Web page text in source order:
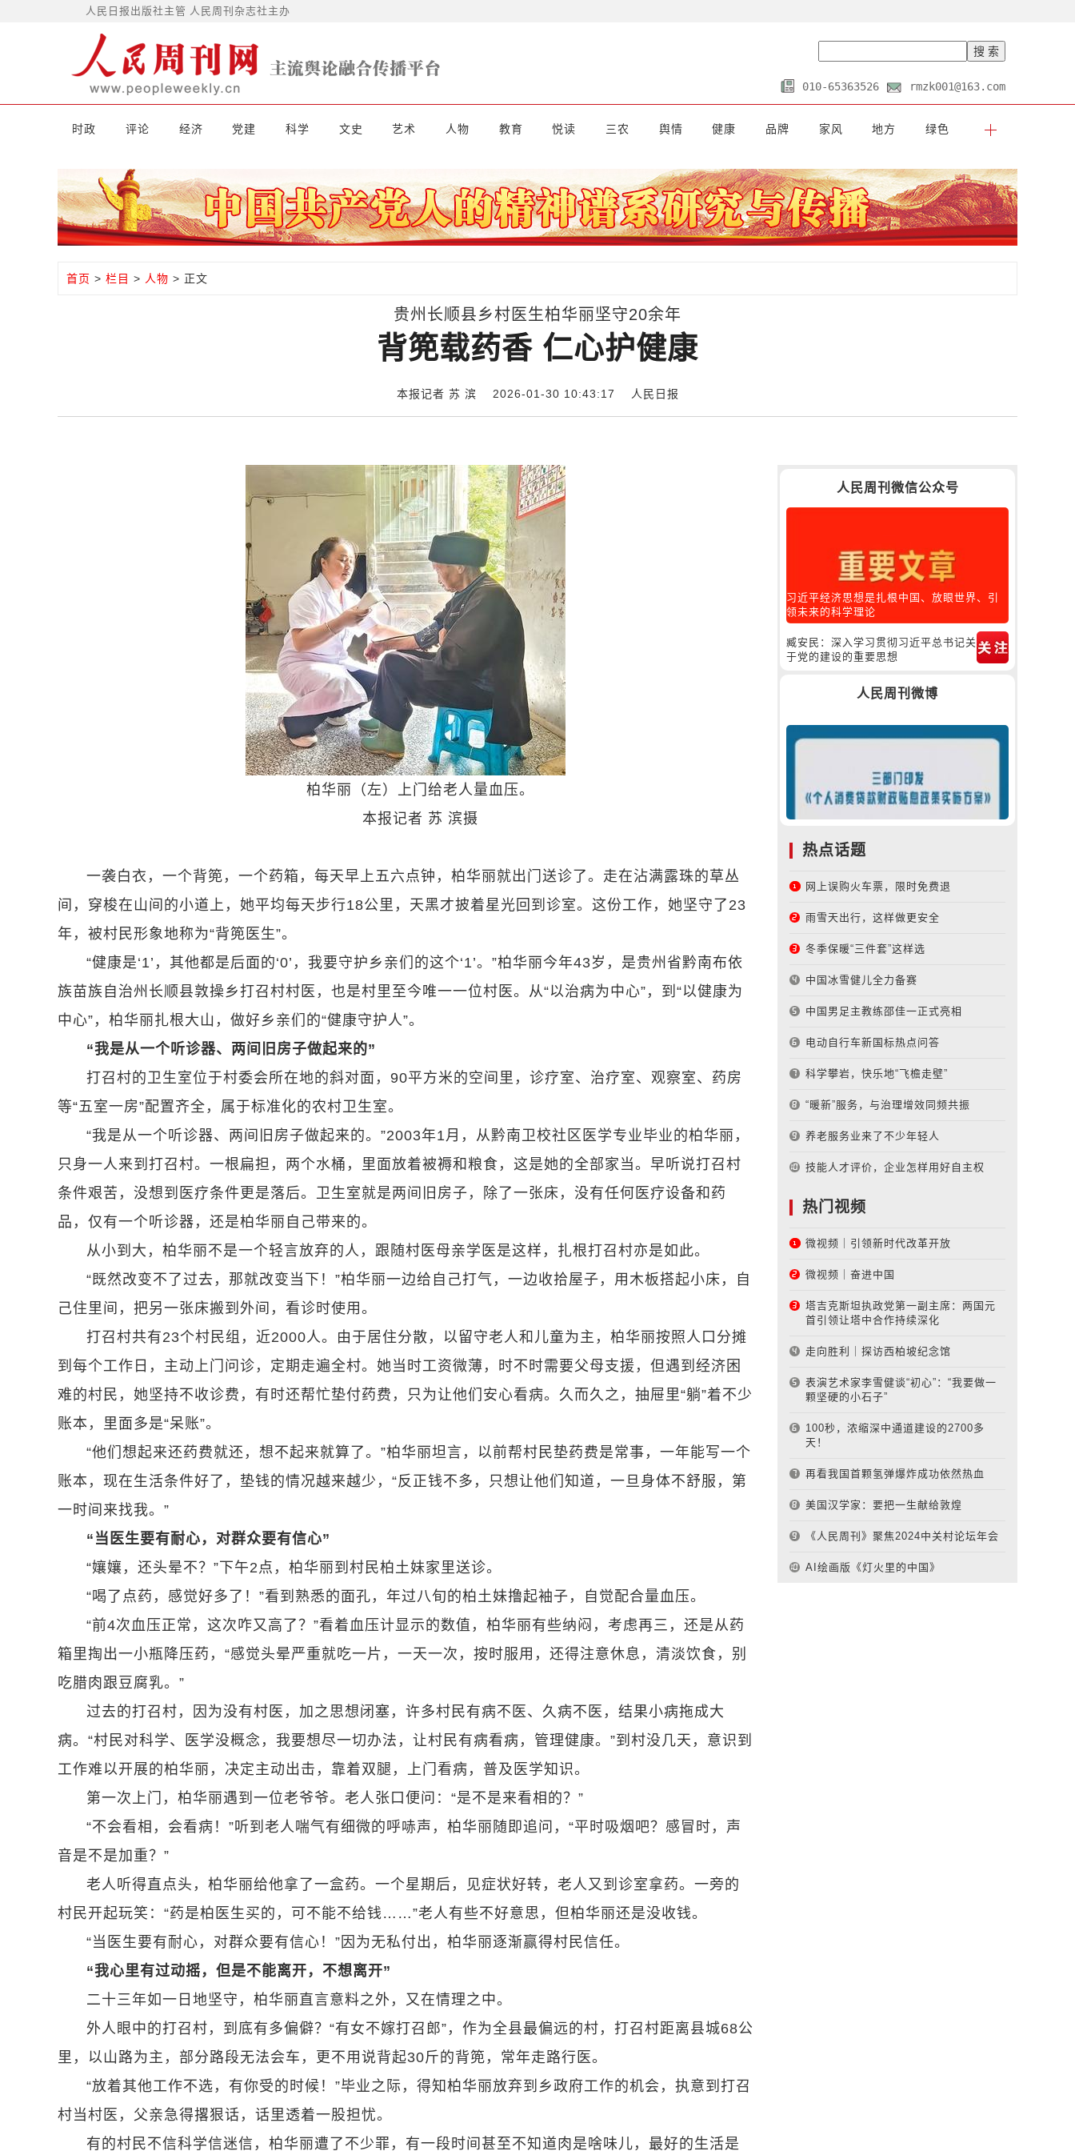
人民日报出版社主管 人民周刊杂志社主办
010-65363526 rmzk001@163.com
时政 评论 经济 党建 科学 文史 艺术 人物 教育 悦读 三农 舆情 健康 品牌 家风 地方 绿色
首页 > 栏目 > 人物 > 正文
贵州长顺县乡村医生柏华丽坚守20余年
背篼载药香 仁心护健康
本报记者 苏 滨 2026-01-30 10:43:17 人民日报
柏华丽（左）上门给老人量血压。
本报记者 苏 滨摄
一袭白衣，一个背篼，一个药箱，每天早上五六点钟，柏华丽就出门送诊了。走在沾满露珠的草丛
间，穿梭在山间的小道上，她平均每天步行18公里，天黑才披着星光回到诊室。这份工作，她坚守了23
年，被村民形象地称为“背篼医生”。
“健康是‘1’，其他都是后面的‘0’，我要守护乡亲们的这个‘1’。”柏华丽今年43岁，是贵州省黔南布依
族苗族自治州长顺县敦操乡打召村村医，也是村里至今唯一一位村医。从“以治病为中心”，到“以健康为
中心”，柏华丽扎根大山，做好乡亲们的“健康守护人”。
“我是从一个听诊器、两间旧房子做起来的”
打召村的卫生室位于村委会所在地的斜对面，90平方米的空间里，诊疗室、治疗室、观察室、药房
等“五室一房”配置齐全，属于标准化的农村卫生室。
“我是从一个听诊器、两间旧房子做起来的。”2003年1月，从黔南卫校社区医学专业毕业的柏华丽，
只身一人来到打召村。一根扁担，两个水桶，里面放着被褥和粮食，这是她的全部家当。早听说打召村
条件艰苦，没想到医疗条件更是落后。卫生室就是两间旧房子，除了一张床，没有任何医疗设备和药
品，仅有一个听诊器，还是柏华丽自己带来的。
从小到大，柏华丽不是一个轻言放弃的人，跟随村医母亲学医是这样，扎根打召村亦是如此。
“既然改变不了过去，那就改变当下！”柏华丽一边给自己打气，一边收拾屋子，用木板搭起小床，自
己住里间，把另一张床搬到外间，看诊时使用。
打召村共有23个村民组，近2000人。由于居住分散，以留守老人和儿童为主，柏华丽按照人口分摊
到每个工作日，主动上门问诊，定期走遍全村。她当时工资微薄，时不时需要父母支援，但遇到经济困
难的村民，她坚持不收诊费，有时还帮忙垫付药费，只为让他们安心看病。久而久之，抽屉里“躺”着不少
账本，里面多是“呆账”。
“他们想起来还药费就还，想不起来就算了。”柏华丽坦言，以前帮村民垫药费是常事，一年能写一个
账本，现在生活条件好了，垫钱的情况越来越少，“反正钱不多，只想让他们知道，一旦身体不舒服，第
一时间来找我。”
“当医生要有耐心，对群众要有信心”
“孃孃，还头晕不？”下午2点，柏华丽到村民柏土妹家里送诊。
“喝了点药，感觉好多了！”看到熟悉的面孔，年过八旬的柏土妹撸起袖子，自觉配合量血压。
“前4次血压正常，这次咋又高了？”看着血压计显示的数值，柏华丽有些纳闷，考虑再三，还是从药
箱里掏出一小瓶降压药，“感觉头晕严重就吃一片，一天一次，按时服用，还得注意休息，清淡饮食，别
吃腊肉跟豆腐乳。”
过去的打召村，因为没有村医，加之思想闭塞，许多村民有病不医、久病不医，结果小病拖成大
病。“村民对科学、医学没概念，我要想尽一切办法，让村民有病看病，管理健康。”到村没几天，意识到
工作难以开展的柏华丽，决定主动出击，靠着双腿，上门看病，普及医学知识。
第一次上门，柏华丽遇到一位老爷爷。老人张口便问：“是不是来看相的？”
“不会看相，会看病！”听到老人喘气有细微的呼哧声，柏华丽随即追问，“平时吸烟吧？感冒时，声
音是不是加重？”
老人听得直点头，柏华丽给他拿了一盒药。一个星期后，见症状好转，老人又到诊室拿药。一旁的
村民开起玩笑：“药是柏医生买的，可不能不给钱……”老人有些不好意思，但柏华丽还是没收钱。
“当医生要有耐心，对群众要有信心！”因为无私付出，柏华丽逐渐赢得村民信任。
“我心里有过动摇，但是不能离开，不想离开”
二十三年如一日地坚守，柏华丽直言意料之外，又在情理之中。
外人眼中的打召村，到底有多偏僻？“有女不嫁打召郎”，作为全县最偏远的村，打召村距离县城68公
里，以山路为主，部分路段无法会车，更不用说背起30斤的背篼，常年走路行医。
“放着其他工作不选，有你受的时候！”毕业之际，得知柏华丽放弃到乡政府工作的机会，执意到打召
村当村医，父亲急得撂狠话，话里透着一股担忧。
有的村民不信科学信迷信，柏华丽遭了不少罪，有一段时间甚至不知道肉是啥味儿，最好的生活是
人民周刊微信公众号
习近平经济思想是扎根中国、放眼世界、引
领未来的科学理论
臧安民：深入学习贯彻习近平总书记关
于党的建设的重要思想
人民周刊微博
热点话题
网上误购火车票，限时免费退
雨雪天出行，这样做更安全
冬季保暖“三件套”这样选
中国冰雪健儿全力备赛
中国男足主教练邵佳一正式亮相
电动自行车新国标热点问答
科学攀岩，快乐地“飞檐走壁”
“暖新”服务，与治理增效同频共振
养老服务业来了不少年轻人
技能人才评价，企业怎样用好自主权
热门视频
微视频｜引领新时代改革开放
微视频｜奋进中国
塔吉克斯坦执政党第一副主席：两国元
首引领让塔中合作持续深化
走向胜利｜探访西柏坡纪念馆
表演艺术家李雪健谈“初心”：“我要做一
颗坚硬的小石子”
100秒，浓缩深中通道建设的2700多
天！
再看我国首颗氢弹爆炸成功依然热血
美国汉学家：要把一生献给敦煌
《人民周刊》聚焦2024中关村论坛年会
AI绘画版《灯火里的中国》